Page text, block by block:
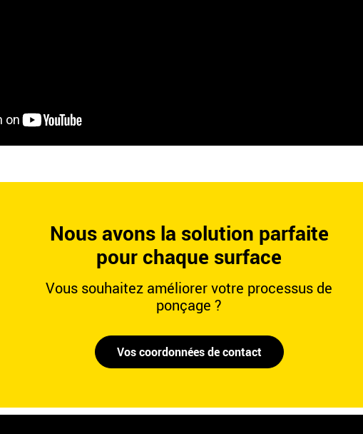
Nous avons la solution parfaite
pour chaque surface
Vous souhaitez améliorer votre processus de
ponçage ?
Vos coordonnées de contact